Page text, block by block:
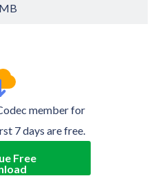
member for
7 days are free.
Free